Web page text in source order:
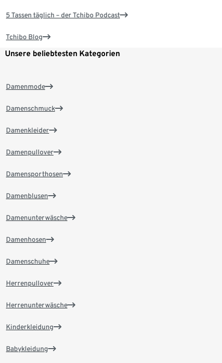
5 Tassen täglich – der Tchibo Podcast
Tchibo Blog
Unsere beliebtesten Kategorien
Damenmode
Damenschmuck
Damenkleider
Damenpullover
Damensporthosen
Damenblusen
Damenunterwäsche
Damenhosen
Damenschuhe
Herrenpullover
Herrenunterwäsche
Kinderkleidung
Babykleidung